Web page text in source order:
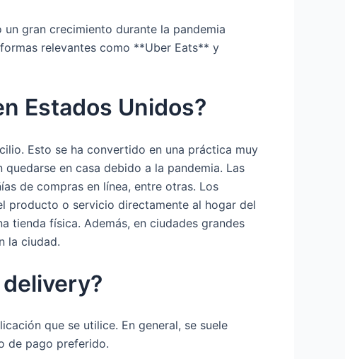
gran crecimiento durante la pandemia
relevantes como **Uber Eats** y
Estados Unidos?
Esto se ha convertido en una práctica muy
en casa debido a la pandemia. Las
de compras en línea, entre otras. Los
producto o servicio directamente al hogar del
tienda física. Además, en ciudades grandes
la ciudad.
que se utilice. En general, se suele
de pago preferido.